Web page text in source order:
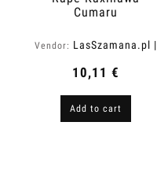
Cumaru
Vendor: LasSzamana.pl |
10,11 €
Add to cart